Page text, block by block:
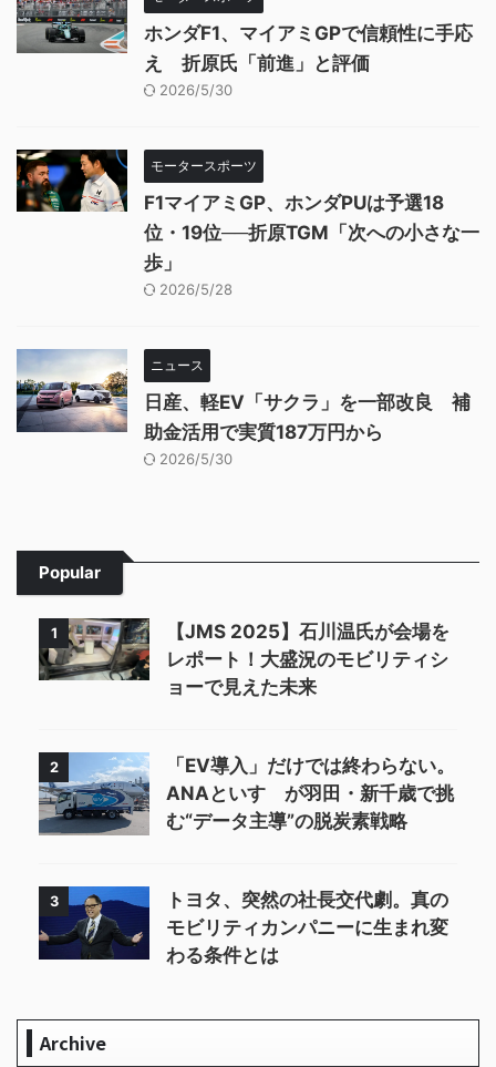
ホンダF1、マイアミGPで信頼性に手応
え 折原氏「前進」と評価
2026/5/30
モータースポーツ
F1マイアミGP、ホンダPUは予選18
位・19位──折原TGM「次への小さな一
歩」
2026/5/28
ニュース
日産、軽EV「サクラ」を一部改良 補
助金活用で実質187万円から
2026/5/30
Popular
1
【JMS 2025】石川温氏が会場を
レポート！大盛況のモビリティシ
ョーで見えた未来
2
「EV導入」だけでは終わらない。
ANAといすゞが羽田・新千歳で挑
む“データ主導”の脱炭素戦略
3
トヨタ、突然の社長交代劇。真の
モビリティカンパニーに生まれ変
わる条件とは
Archive